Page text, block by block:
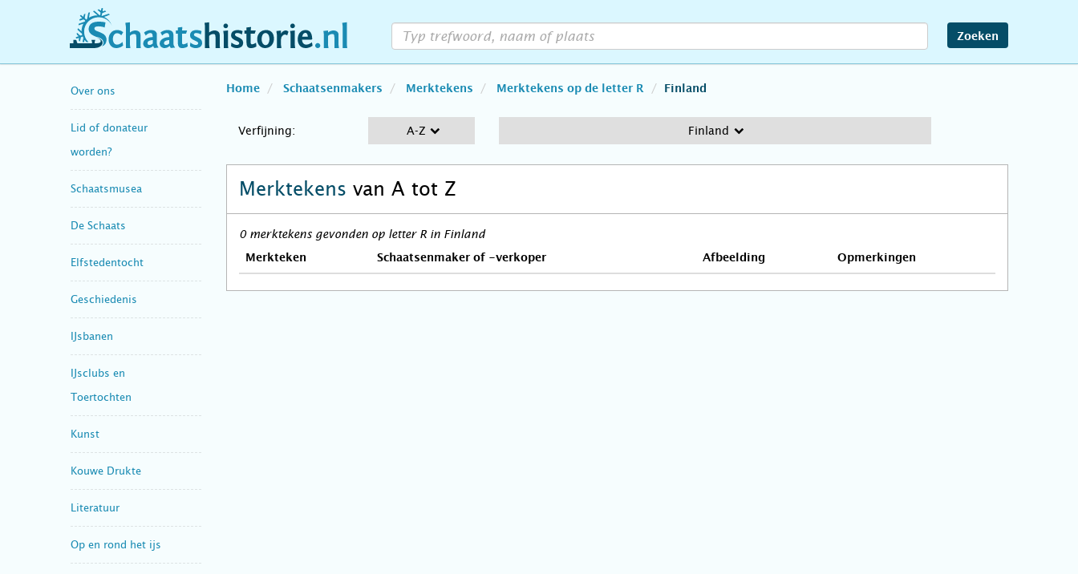
schaatshistorie.nl Zoeken
Over ons
Lid of donateur
worden?
Schaatsmusea
De Schaats
Elfstedentocht
Geschiedenis
IJsbanen
IJsclubs en
Toertochten
Kunst
Kouwe Drukte
Literatuur
Op en rond het ijs
Home Schaatsenmakers Merktekens Merktekens op de letter R Finland
Verfijning: A-Z Finland
Merktekens van A tot Z
0 merktekens gevonden op letter R in Finland
Merkteken Schaatsenmaker of -verkoper Afbeelding Opmerkingen